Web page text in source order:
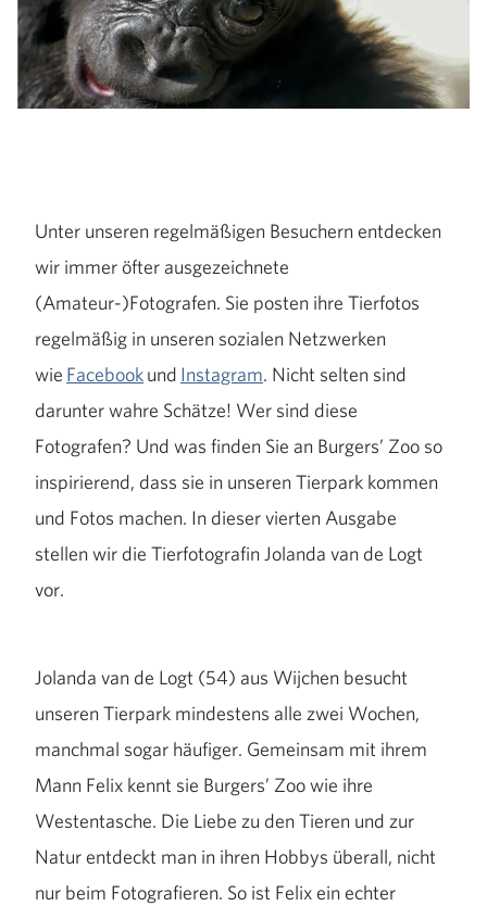
Unter unseren regelmäßigen Besuchern entdecken
wir immer öfter ausgezeichnete
(Amateur-)Fotografen. Sie posten ihre Tierfotos
regelmäßig in unseren sozialen Netzwerken
wie Facebookund Instagram. Nicht selten sind
darunter wahre Schätze! Wer sind diese
Fotografen? Und was finden Sie an Burgers’ Zoo so
inspirierend, dass sie in unseren Tierpark kommen
und Fotos machen. In dieser vierten Ausgabe
stellen wir die Tierfotografin Jolanda van de Logt
vor.
Jolanda van de Logt (54) aus Wijchen besucht
unseren Tierpark mindestens alle zwei Wochen,
manchmal sogar häufiger. Gemeinsam mit ihrem
Mann Felix kennt sie Burgers’ Zoo wie ihre
Westentasche. Die Liebe zu den Tieren und zur
Natur entdeckt man in ihren Hobbys überall, nicht
nur beim Fotografieren. So ist Felix ein echter